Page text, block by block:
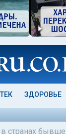
ЗДОРОВЬЕ
странах